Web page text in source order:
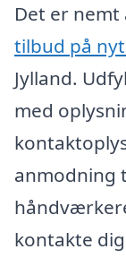
Det er
tilbud på
Jylland.
med
anmodning
kontakte